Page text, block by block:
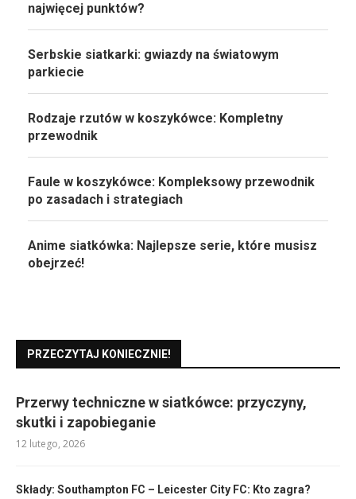
najwięcej punktów?
Serbskie siatkarki: gwiazdy na światowym
parkiecie
Rodzaje rzutów w koszykówce: Kompletny
przewodnik
Faule w koszykówce: Kompleksowy przewodnik
po zasadach i strategiach
Anime siatkówka: Najlepsze serie, które musisz
obejrzeć!
PRZECZYTAJ KONIECZNIE!
Przerwy techniczne w siatkówce: przyczyny,
skutki i zapobieganie
12 lutego, 2026
Składy: Southampton FC – Leicester City FC: Kto zagra?